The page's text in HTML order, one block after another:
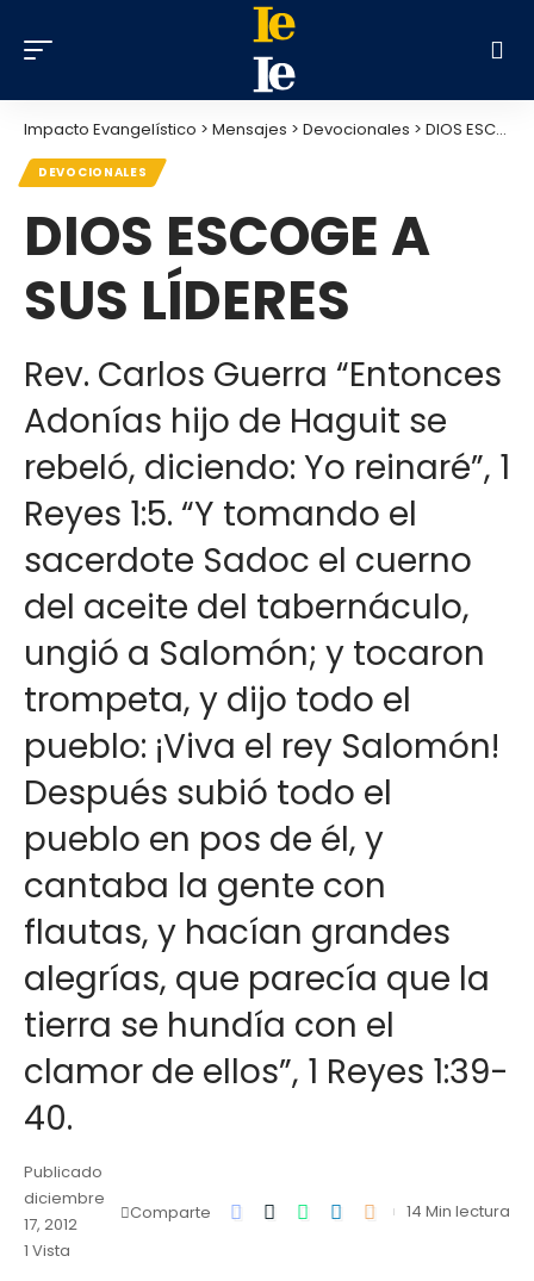
Impacto Evangelístico > Mensajes > Devocionales > DIOS ESCOGE A SUS LÍDERES
DEVOCIONALES
DIOS ESCOGE A
SUS LÍDERES
Rev. Carlos Guerra “Entonces
Adonías hijo de Haguit se
rebeló, diciendo: Yo reinaré”, 1
Reyes 1:5. “Y tomando el
sacerdote Sadoc el cuerno
del aceite del tabernáculo,
ungió a Salomón; y tocaron
trompeta, y dijo todo el
pueblo: ¡Viva el rey Salomón!
Después subió todo el
pueblo en pos de él, y
cantaba la gente con
flautas, y hacían grandes
alegrías, que parecía que la
tierra se hundía con el
clamor de ellos”, 1 Reyes 1:39-
40.
Publicado
diciembre
17, 2012
1 Vista
Comparte 14 Min lectura